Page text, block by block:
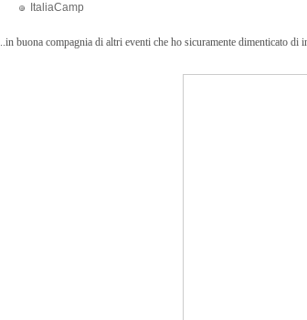
ItaliaCamp
..in buona compagnia di altri eventi che ho sicuramente dimenticato di